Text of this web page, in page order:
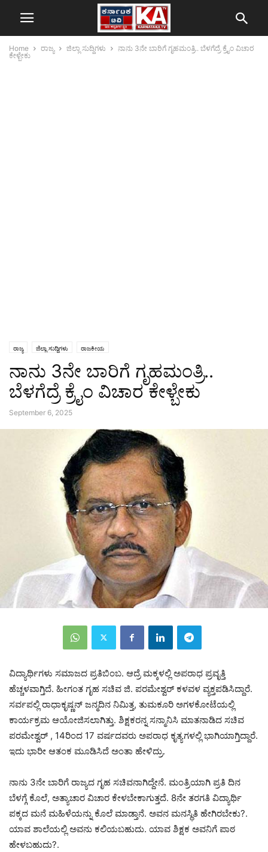
Home ರಾಜ್ಯ ಜಿಲ್ಲಾ ಸುದ್ದಿಗಳು
ನಾನು 3ನೇ ಬಾರಿಗೆ ಗೃಹಮಂತ್ರಿ.. ಬೆಳಗೆದ್ರೆ ಕ್ರೈಂ ವಿಚಾರ
ಕೇಳ್ಬೇಕು
ರಾಜ್ಯ ಜಿಲ್ಲಾ ಸುದ್ದಿಗಳು ರಾಜಕೀಯ
ನಾನು 3ನೇ ಬಾರಿಗೆ ಗೃಹಮಂತ್ರಿ..
ಬೆಳಗೆದ್ರೆ ಕ್ರೈಂ ವಿಚಾರ ಕೇಳ್ಬೇಕು
September 6, 2025
ವಿದ್ಯಾರ್ಥಿಗಳು ಸಮಾಜದ ಪ್ರತಿಬಿಂಬ. ಆದ್ರೆ ಮಕ್ಕಳಲ್ಲಿ ಅಪರಾಧ ಪ್ರವೃತ್ತಿ
ಹೆಚ್ಚಳವಾಗ್ತಿದೆ. ಹೀಗಂತ ಗೃಹ ಸಚಿವ ಜಿ. ಪರಮೇಶ್ವರ್‌ ಕಳವಳ ವ್ಯಕ್ತಪಡಿಸಿದ್ದಾರೆ.
ಸರ್ವಪಲ್ಲಿ ರಾಧಾಕೃಷ್ಣನ್ ಜನ್ಮದಿನ ನಿಮಿತ್ತ‌, ತುಮಕೂರಿ ಅಗಳಕೋಟೆಯಲ್ಲಿ
ಕಾರ್ಯಕ್ರಮ ಆಯೋಜಿಸಲಾಗಿತ್ತು. ಶಿಕ್ಷಕರನ್ನ ಸನ್ಮಾನಿಸಿ ಮಾತನಾಡಿದ ಸಚಿವ
ಪರಮೇಶ್ವರ್‌ , 14ರಿಂದ 17 ವರ್ಷದವರು ಅಪರಾಧ ಕೃತ್ಯಗಳಲ್ಲಿ ಭಾಗಿಯಾಗ್ತಿದ್ದಾರೆ.
ಇದು ಭಾರೀ ಆತಂಕ ಮೂಡಿಸಿದೆ ಅಂತಾ ಹೇಳಿದ್ರು.
ನಾನು 3ನೇ ಬಾರಿಗೆ ರಾಜ್ಯದ ಗೃಹ ಸಚಿವನಾಗಿದ್ದೇನೆ. ಮಂತ್ರಿಯಾಗಿ ಪ್ರತಿ ದಿನ
ಬೆಳಗ್ಗೆ ಕೊಲೆ, ಅತ್ಯಾಚಾರ ವಿಚಾರ ಕೇಳಬೇಕಾಗುತ್ತದೆ. 8ನೇ ತರಗತಿ ವಿದ್ಯಾರ್ಥಿ
ಪಕ್ಕದ ಮನೆ ಮಹಿಳೆಯನ್ನು ಕೊಲೆ ಮಾಡ್ತಾನೆ. ಅವನ ಮನಸ್ಥಿತಿ ಹೇಗಿರಬೇಕು?.
ಯಾವ ಶಾಲೆಯಲ್ಲಿ ಅವನು ಕಲಿಯಬಹುದು. ಯಾವ ಶಿಕ್ಷಕ ಅವನಿಗೆ ಪಾಠ
ಹೇಳಬಹುದು?.